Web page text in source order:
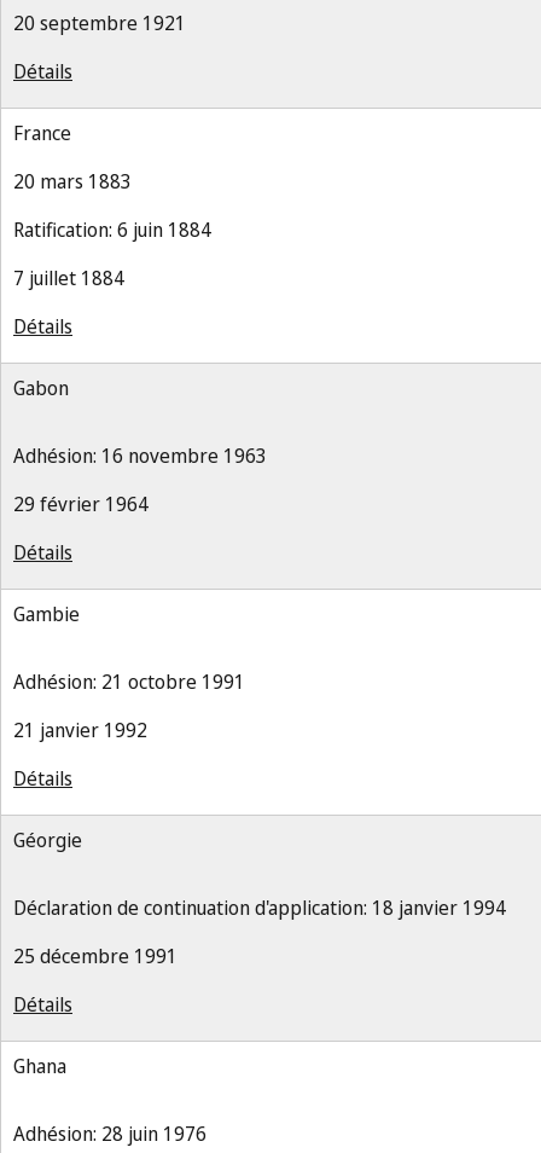
20 septembre 1921
Détails
France
20 mars 1883
Ratification: 6 juin 1884
7 juillet 1884
Détails
Gabon
Adhésion: 16 novembre 1963
29 février 1964
Détails
Gambie
Adhésion: 21 octobre 1991
21 janvier 1992
Détails
Géorgie
Déclaration de continuation d'application: 18 janvier 1994
25 décembre 1991
Détails
Ghana
Adhésion: 28 juin 1976